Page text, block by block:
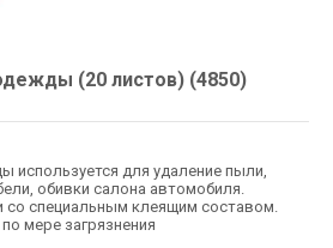
(20 листов) (4850)
используется для удаление пыли,
обивки салона автомобиля.
со специальным клеящим составом.
мере загрязнения